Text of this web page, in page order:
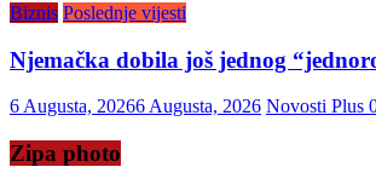
Biznis Poslednje vijesti
Njemačka dobila još jednog
6 Augusta, 20266 Augusta, 2026 Novosti Plus
Zipa photo